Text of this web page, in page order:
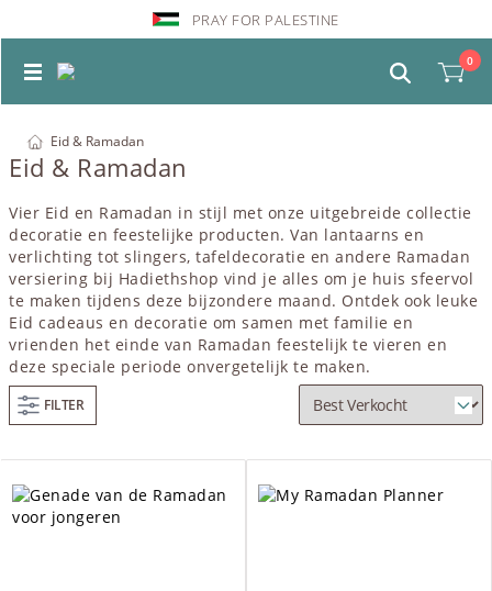
PRAY FOR PALESTINE
0
Eid & Ramadan
Eid & Ramadan
Vier Eid en Ramadan in stijl met onze uitgebreide collectie
decoratie en feestelijke producten. Van lantaarns en
verlichting tot slingers, tafeldecoratie en andere Ramadan
versiering bij Hadiethshop vind je alles om je huis sfeervol
te maken tijdens deze bijzondere maand. Ontdek ook leuke
Eid cadeaus en decoratie om samen met familie en
vrienden het einde van Ramadan feestelijk te vieren en
deze speciale periode onvergetelijk te maken.
FILTER